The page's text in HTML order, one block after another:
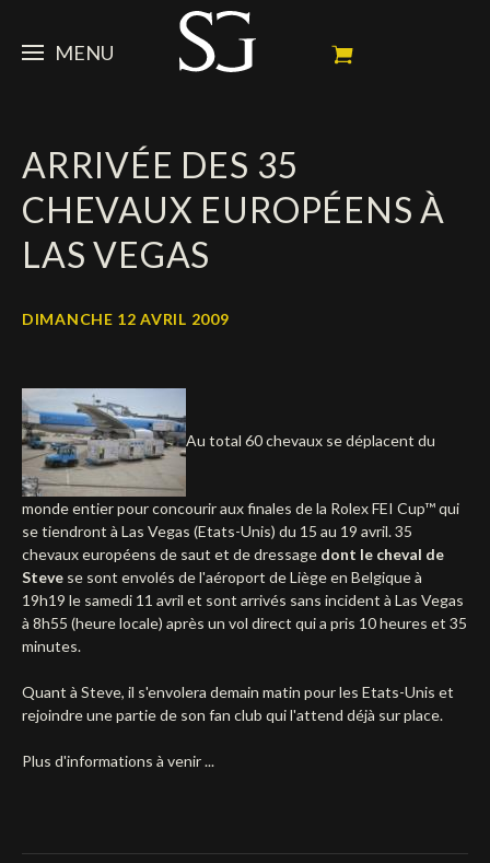
MENU
Portrait
Palmarès
Ambassadeur
ACTUALITÉ
News
Dossiers
Calendrier
Résultats
Vidéos
Contacts médias
CHEVAUX
Mes chevaux de concours
En souvenir de
SPONSORS
Propriétaires
Partenaires officiels
FAN ZONE
Social Newsroom
Français
English
Deutsch
ARRIVÉE DES 35
CHEVAUX EUROPÉENS À
LAS VEGAS
DIMANCHE 12 AVRIL 2009
Au total 60 chevaux se déplacent du
monde entier pour concourir aux finales de la Rolex FEI Cup™ qui
se tiendront à Las Vegas (Etats-Unis) du 15 au 19 avril. 35
chevaux européens de saut et de dressage dont le cheval de
Steve se sont envolés de l'aéroport de Liège en Belgique à
19h19 le samedi 11 avril et sont arrivés sans incident à Las Vegas
à 8h55 (heure locale) après un vol direct qui a pris 10 heures et 35
minutes.
Quant à Steve, il s'envolera demain matin pour les Etats-Unis et
rejoindre une partie de son fan club qui l'attend déjà sur place.
Plus d'informations à venir ...